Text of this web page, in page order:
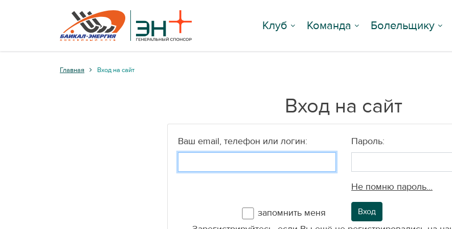
Клуб Команда Болельщику
Главная Вход на сайт
Вход на сайт
Ваш email, телефон или логин: Пароль:
Не помню пароль...
запомнить меня Вход